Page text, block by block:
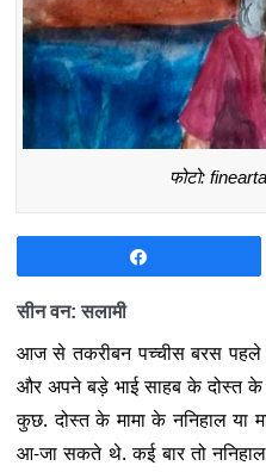
फोटो:
सीन वन: सलामी
आज से तकरीबन पच्चीस बरस पहले
और अपने बड़े भाई साहब के दोस्त के
कुछ. दोस्त के मामा के ननिहाल या
आ-जा सकते थे. कई बार तो